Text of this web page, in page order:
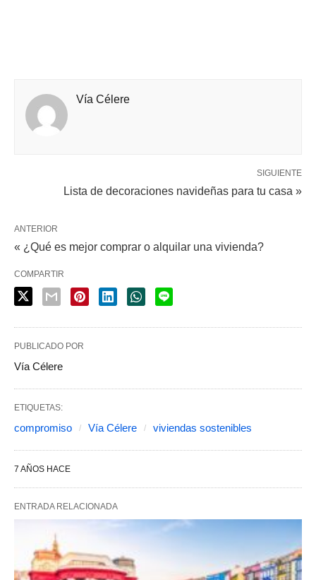
Vía Célere
SIGUIENTE
Lista de decoraciones navideñas para tu casa »
ANTERIOR
« ¿Qué es mejor comprar o alquilar una vivienda?
COMPARTIR
PUBLICADO POR
Vía Célere
ETIQUETAS:
compromiso Vía Célere viviendas sostenibles
7 AÑOS HACE
ENTRADA RELACIONADA